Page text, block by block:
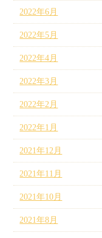
2022年6月
2022年5月
2022年4月
2022年3月
2022年2月
2022年1月
2021年12月
2021年11月
2021年10月
2021年8月